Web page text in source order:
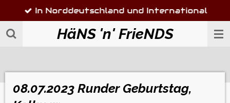
Hauptinhalt
springen
HäNS 'n' FrieNDS
In Norddeutschland und International
08.07.2023 Runder Geburtstag,